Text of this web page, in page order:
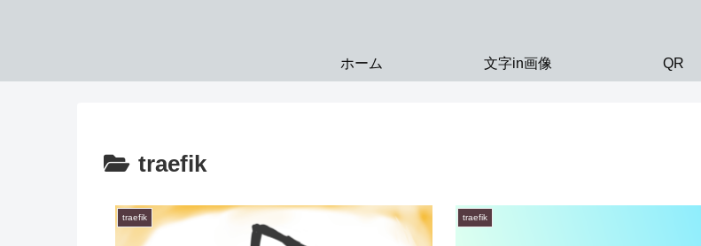
ホーム 文字in画像 QR
traefik
traefik traefik